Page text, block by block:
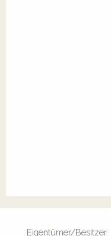
Eigentümer/Besitzer